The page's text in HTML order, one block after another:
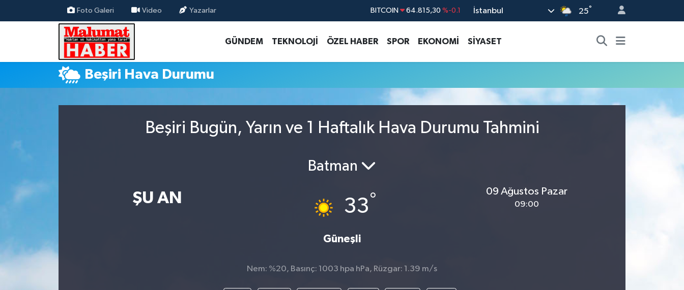
Foto Galeri Video Yazarlar BITCOIN 64.815,30 %-0.1 İstanbul 25°
GÜNDEM TEKNOLOJİ ÖZEL HABER SPOR EKONOMİ SİYASET
Beşiri Hava Durumu
Beşiri Bugün, Yarın ve 1 Haftalık Hava Durumu Tahmini
ŞU AN
Batman
33°
Güneşli
09 Ağustos Pazar
09:00
Nem: %20, Basınç: 1003 hpa hPa, Rüzgar: 1.39 m/s
Nöbetçi Eczaneler
Hava Durumu
Trafik Durumu